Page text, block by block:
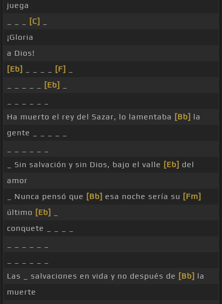
juega
[C]
¡Gloria
a Dios!
[Eb]
[F]
[Eb]
Ha muerto el rey del Sazar, lo lamentaba [Bb] la
gente _ _ _ _ _
_ Sin salvación y sin Dios, bajo el valle [Eb] del
amor
_ Nunca pensó que [Bb] esa noche sería su [Fm]
último [Eb]
conquete _ _ _ _
Las _ salvaciones en vida y no después de [Bb] la
muerte